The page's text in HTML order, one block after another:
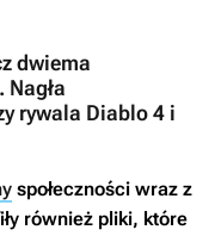
dwiema
rywala Diablo 4 i
społeczności wraz z
również pliki, które